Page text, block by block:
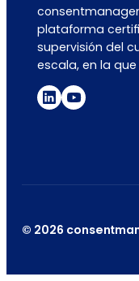
plataforma
supervisión del
escala, en la
© 2026